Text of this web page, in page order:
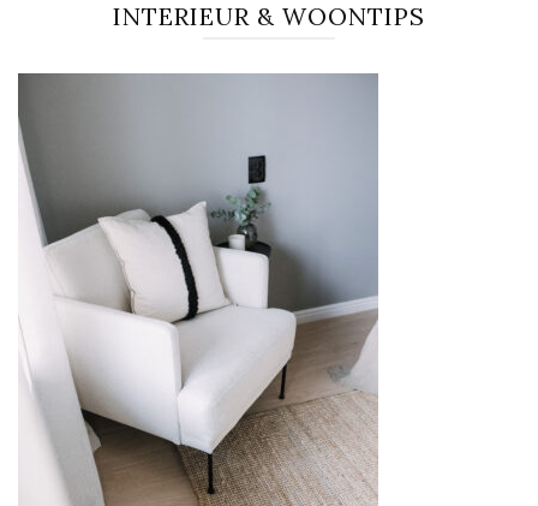
INTERIEUR & WOONTIPS